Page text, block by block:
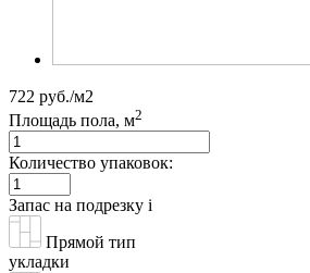
722 руб./м2
Площадь пола, м2
Количество упаковок:
Запас на подрезку i
Прямой тип
укладки